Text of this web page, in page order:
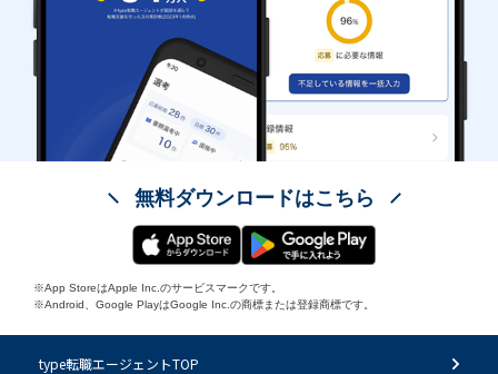
無料ダウンロードはこちら
※App StoreはApple Inc.のサービスマークです。
※Android、Google PlayはGoogle Inc.の商標または登録商標です。
type転職エージェントTOP